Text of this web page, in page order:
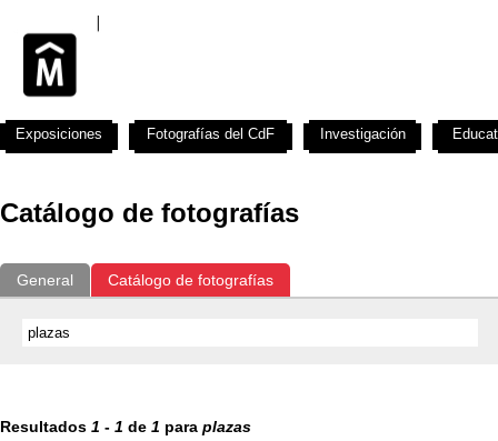
Catálogo de fotografías
General Catálogo de fotografías
Resultados 1 - 1 de 1 para plazas
Exposiciones Fotografías del CdF Investigación